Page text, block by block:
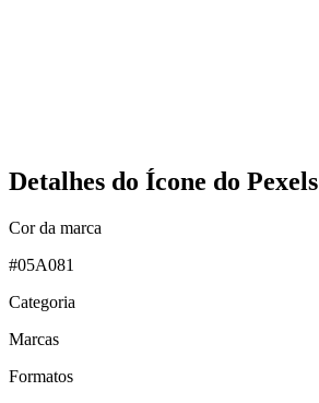
Detalhes do Ícone do Pexels
Cor da marca
#05A081
Categoria
Marcas
Formatos